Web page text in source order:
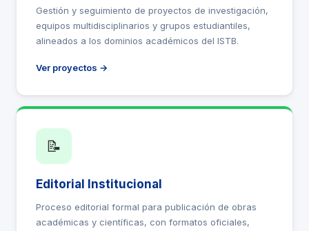
Gestión y seguimiento de proyectos de investigación,
equipos multidisciplinarios y grupos estudiantiles,
alineados a los dominios académicos del ISTB.
Ver proyectos →
📝
Editorial Institucional
Proceso editorial formal para publicación de obras
académicas y científicas, con formatos oficiales,